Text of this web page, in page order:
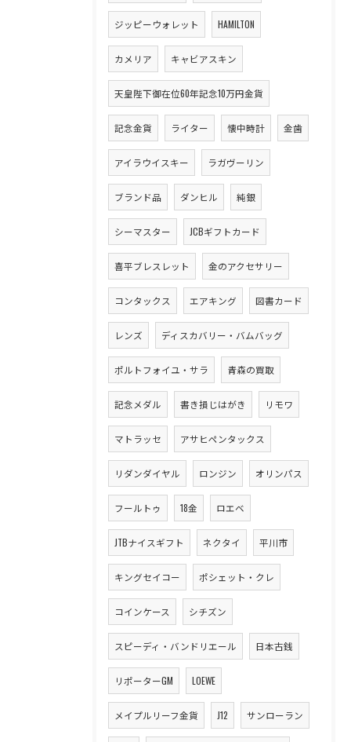
ジッピーウォレット HAMILTON
カメリア キャビアスキン
天皇陛下御在位60年記念10万円金貨
記念金貨 ライター 懐中時計 金歯
アイラウイスキー ラガヴーリン
ブランド品 ダンヒル 純銀
シーマスター JCBギフトカード
喜平ブレスレット 金のアクセサリー
コンタックス エアキング 図書カード
レンズ ディスカバリー・バムバッグ
ポルトフォイユ・サラ 青森の買取
記念メダル 書き損じはがき リモワ
マトラッセ アサヒペンタックス
リダンダイヤル ロンジン オリンパス
フールトゥ 18金 ロエベ
JTBナイスギフト ネクタイ 平川市
キングセイコー ポシェット・クレ
コインケース シチズン
スピーディ・バンドリエール 日本古銭
リポーターGM LOEWE
メイプルリーフ金貨 J12 サンローラン